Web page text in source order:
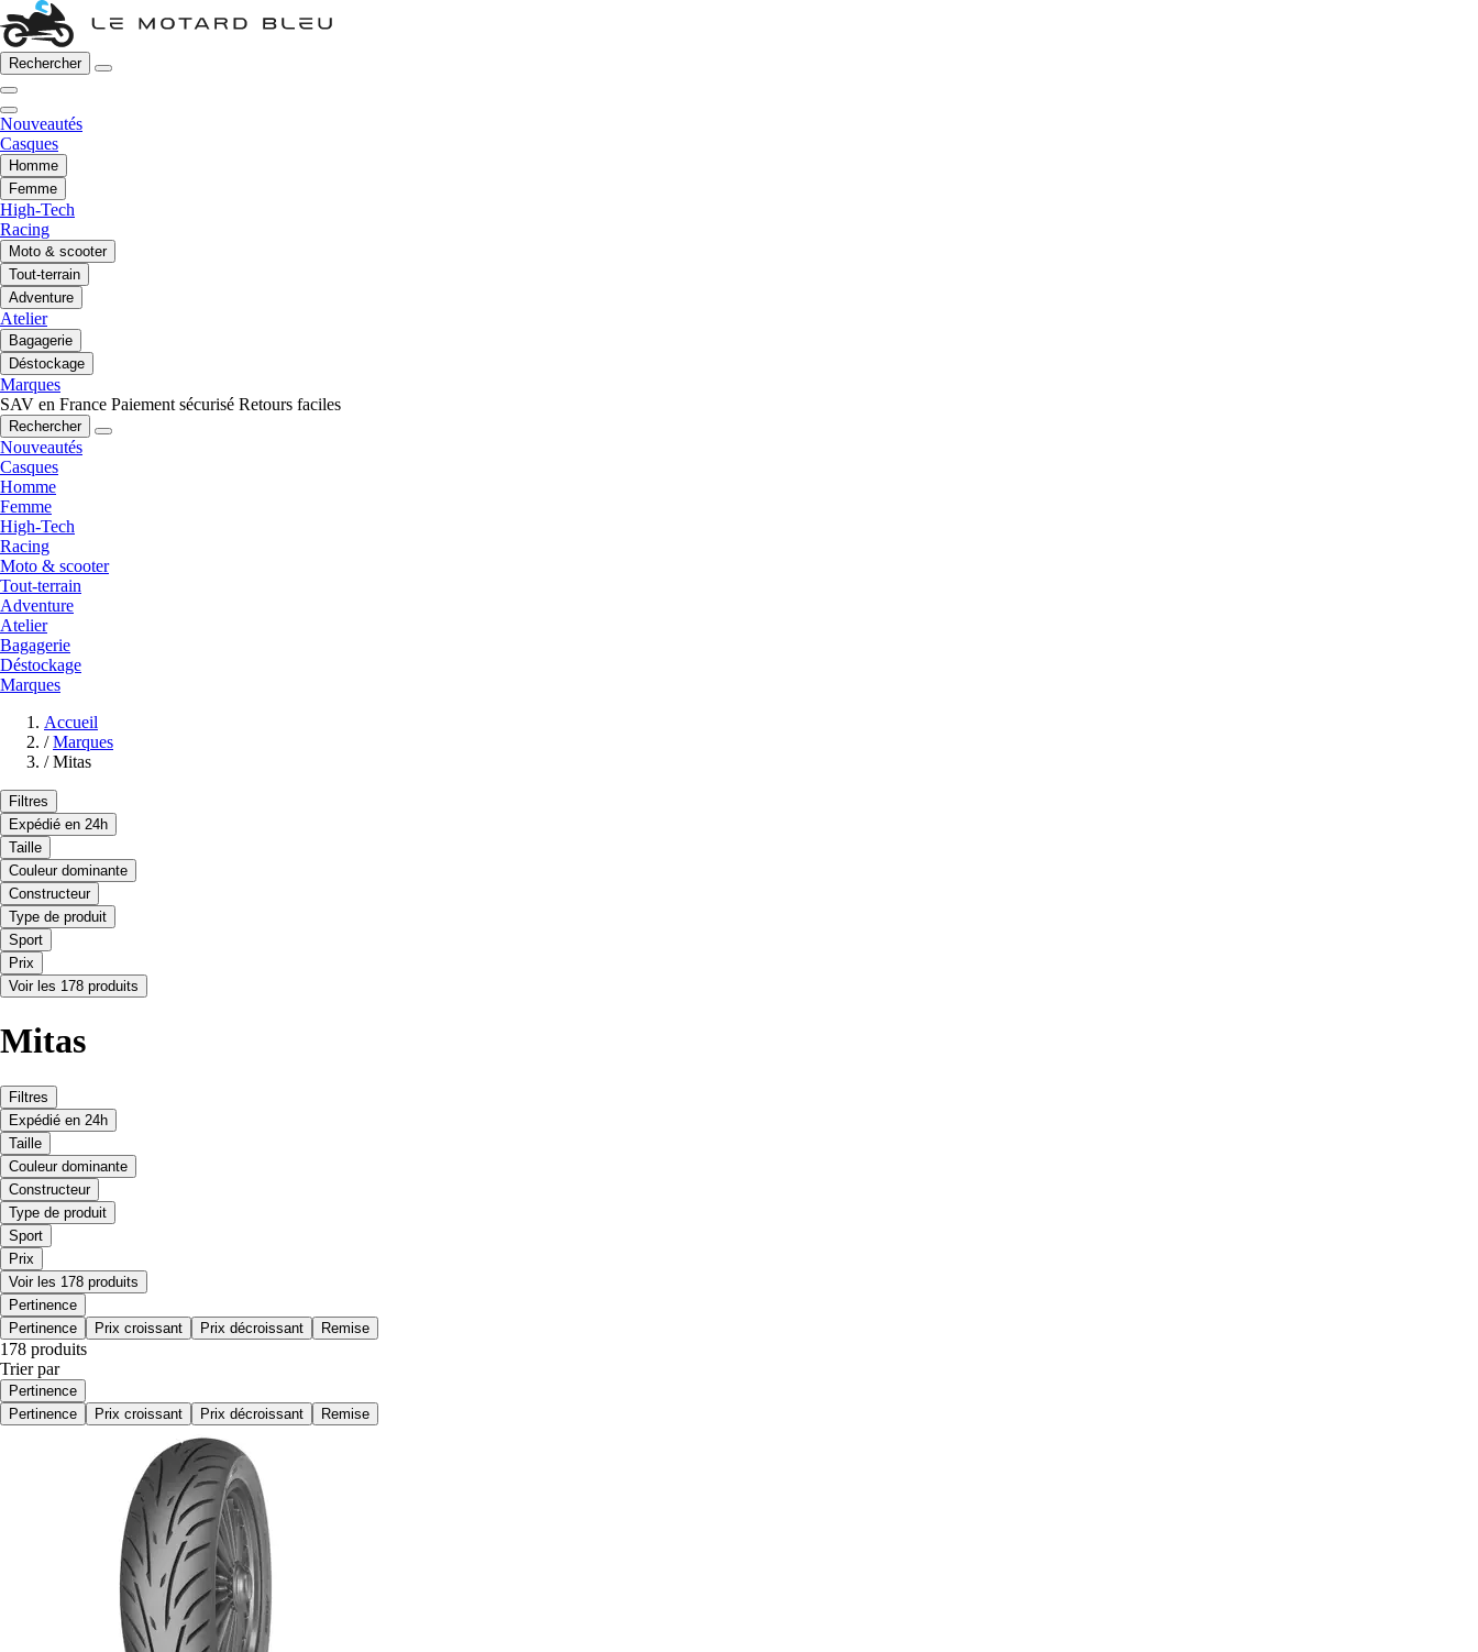
Rechercher
Nouveautés
Casques
Homme
Femme
High-Tech
Racing
Moto & scooter
Tout-terrain
Adventure
Atelier
Bagagerie
Déstockage
Marques
SAV en France Paiement sécurisé Retours faciles
Rechercher
Nouveautés
Casques
Homme
Femme
High-Tech
Racing
Moto & scooter
Tout-terrain
Adventure
Atelier
Bagagerie
Déstockage
Marques
Accueil
/ Marques
/ Mitas
Filtres
Expédié en 24h
Taille
Couleur dominante
Constructeur
Type de produit
Sport
Prix
Voir les 178 produits
Mitas
Filtres
Expédié en 24h
Taille
Couleur dominante
Constructeur
Type de produit
Sport
Prix
Voir les 178 produits
Pertinence
Pertinence
Prix croissant Prix décroissant Remise
178 produits
Trier par
Pertinence
Pertinence
Prix croissant Prix décroissant Remise